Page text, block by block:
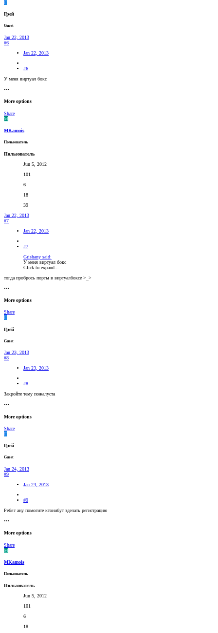
Г
Грей
Guest
Jan 22, 2013
#6
Jan 22, 2013
#6
У меня виртуал бокс
•••
More options
Share
M
MKamois
Пользователь
Пользователь
Jun 5, 2012
101
6
18
39
Jan 22, 2013
#7
Jan 22, 2013
#7
Grishany said:
У меня виртуал бокс
Click to expand...
тогда пробрось порты в виртуалбоксе >_>
•••
More options
Share
Г
Грей
Guest
Jan 23, 2013
#8
Jan 23, 2013
#8
Закройте тему пожалуста
•••
More options
Share
Г
Грей
Guest
Jan 24, 2013
#9
Jan 24, 2013
#9
Ребят ану помогите ктонибут зделать регистрацию
•••
More options
Share
M
MKamois
Пользователь
Пользователь
Jun 5, 2012
101
6
18